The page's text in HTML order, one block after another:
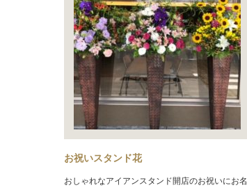
お祝いスタンド花
おしゃれなアイアンスタンド開店のお祝いにお名